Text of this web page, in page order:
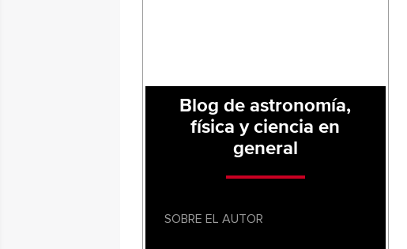
Blog de astronomía,
física y ciencia en
general
SOBRE EL AUTOR